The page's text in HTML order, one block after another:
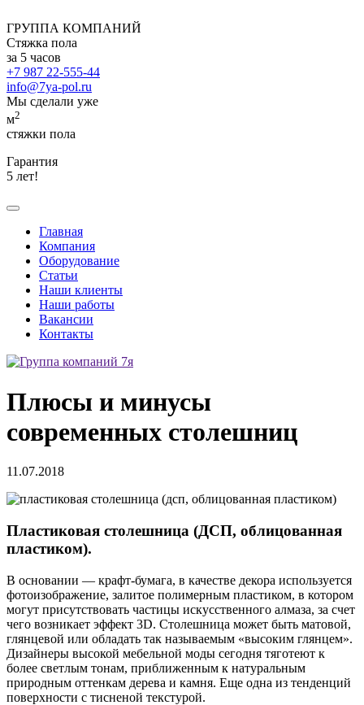
ГРУППА КОМПАНИЙ
Стяжка пола
за 5 часов
+7 987 22-555-44
info@7ya-pol.ru
Мы сделали уже
м2
стяжки пола
Гарантия
5 лет!
Главная
Компания
Оборудование
Статьи
Наши клиенты
Наши работы
Вакансии
Контакты
Плюсы и минусы
современных столешниц
11.07.2018
Пластиковая столешница (ДСП, облицованная
пластиком).
В основании — крафт-бумага, в качестве декора используется
фотоизображение, залитое полимерным пластиком, в котором
могут присутствовать частицы искусственного алмаза, за счет
чего возникает эффект 3D. Столешница может быть матовой,
глянцевой или обладать так называемым «высоким глянцем».
Дизайнеры высокой мебельной моды сегодня тяготеют к
более светлым тонам, приближенным к натуральным
природным оттенкам дерева и камня. Еще одна из тенденций
поверхности с тисненой текстурой.